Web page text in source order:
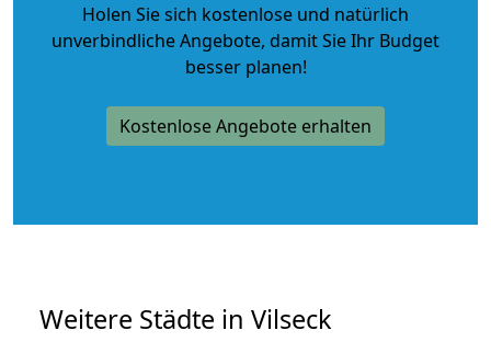
Holen Sie sich kostenlose und natürlich
unverbindliche Angebote, damit Sie Ihr Budget
besser planen!
Kostenlose Angebote erhalten
Weitere Städte in Vilseck